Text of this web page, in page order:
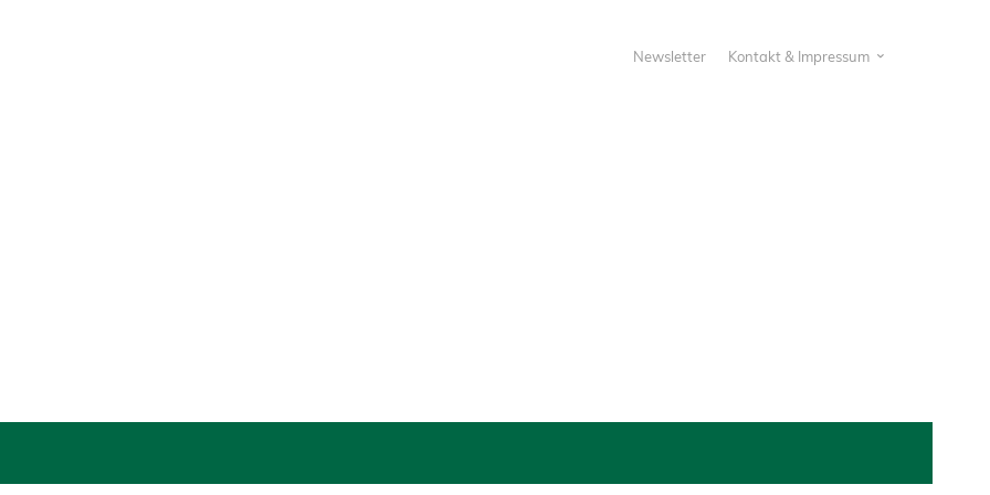
Newsletter Kontakt & Impressum